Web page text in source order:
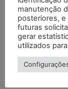
Julho
Agosto
manutenção
posteriores, e
futuras
gerar
utilizados